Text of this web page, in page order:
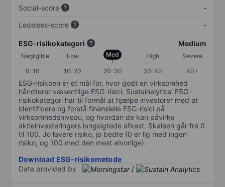
Social-score
-
Ledelses-score
-
ESG-risikokategori Medium
Negligible Low Med High
Severe
0-10
10-20 20-30 30-40 40+
ESG-risikoen er et mål for, hvor godt en virksomhed
håndterer væsentlige ESG-risici. Sustainalytics’ ESG-
risikokategori har til formål at hjælpe investorer med at
identificere og forstå finansielle ESG-risici på
virksomhedsniveau, og hvordan de kan påvirke
aktieinvesteringers langsigtede afkast. Skalaen går fra 0
til 100. Jo lavere risiko, jo bedre (0 er lig med ingen
risiko, og 100 med den mest alvorlige).
Download ESG-risikometode
Data provided by
/